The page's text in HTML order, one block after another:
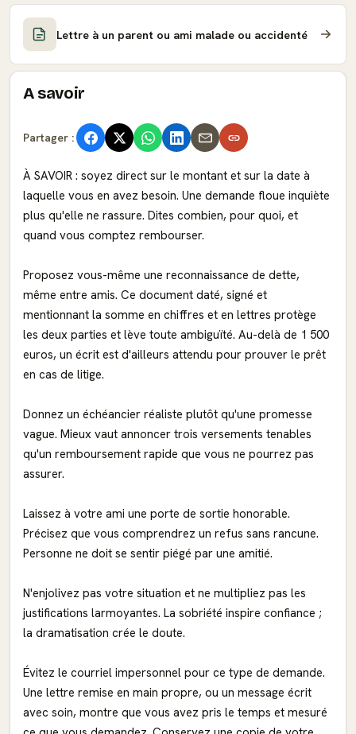
Lettre à un parent ou ami malade ou accidenté
A savoir
Partager :
À SAVOIR : soyez direct sur le montant et sur la date à
laquelle vous en avez besoin. Une demande floue inquiète
plus qu'elle ne rassure. Dites combien, pour quoi, et
quand vous comptez rembourser.
Proposez vous-même une reconnaissance de dette,
même entre amis. Ce document daté, signé et
mentionnant la somme en chiffres et en lettres protège
les deux parties et lève toute ambiguïté. Au-delà de 1 500
euros, un écrit est d'ailleurs attendu pour prouver le prêt
en cas de litige.
Donnez un échéancier réaliste plutôt qu'une promesse
vague. Mieux vaut annoncer trois versements tenables
qu'un remboursement rapide que vous ne pourrez pas
assurer.
Laissez à votre ami une porte de sortie honorable.
Précisez que vous comprendrez un refus sans rancune.
Personne ne doit se sentir piégé par une amitié.
N'enjolivez pas votre situation et ne multipliez pas les
justifications larmoyantes. La sobriété inspire confiance ;
la dramatisation crée le doute.
Évitez le courriel impersonnel pour ce type de demande.
Une lettre remise en main propre, ou un message écrit
avec soin, montre que vous avez pris le temps et mesuré